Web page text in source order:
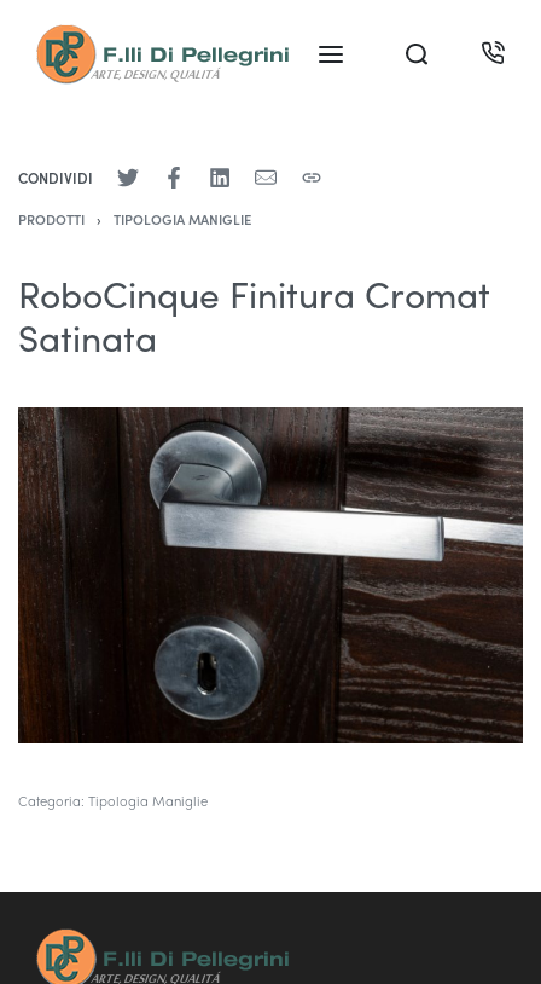
CONDIVIDI
PRODOTTI › TIPOLOGIA MANIGLIE
RoboCinque Finitura Cromat
Satinata
Categoria: Tipologia Maniglie